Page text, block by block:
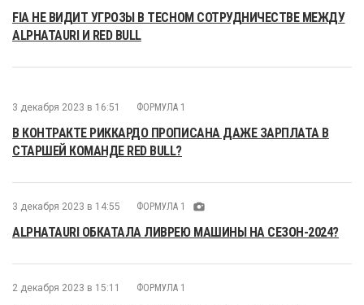
FIA НЕ ВИДИТ УГРОЗЫ В ТЕСНОМ СОТРУДНИЧЕСТВЕ МЕЖДУ
ALPHATAURI И RED BULL
3 декабря 2023 в 16:51 ФОРМУЛА 1
В КОНТРАКТЕ РИККАРДО ПРОПИСАНА ДАЖЕ ЗАРПЛАТА В
СТАРШЕЙ КОМАНДЕ RED BULL?
3 декабря 2023 в 14:55 ФОРМУЛА 1
ALPHATAURI ОБКАТАЛА ЛИВРЕЮ МАШИНЫ НА СЕЗОН-2024?
2 декабря 2023 в 15:11 ФОРМУЛА 1